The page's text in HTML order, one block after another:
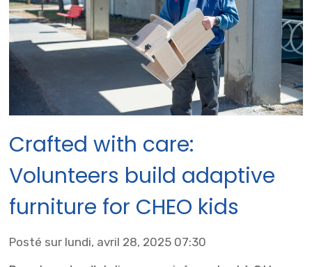
Crafted with care:
Volunteers build adaptive
furniture for CHEO kids
Posté sur lundi, avril 28, 2025 07:30